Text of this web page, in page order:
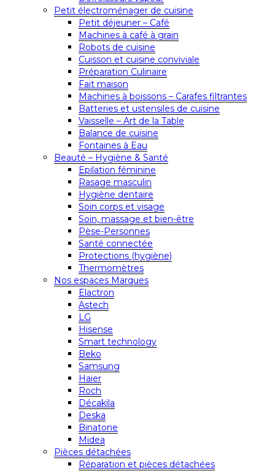
Petit électroménager de cuisine
Petit déjeuner – Café
Machines à café à grain
Robots de cuisine
Cuisson et cuisine conviviale
Préparation Culinaire
Fait maison
Machines à boissons – Carafes filtrantes
Batteries et ustensiles de cuisine
Vaisselle – Art de la Table
Balance de cuisine
Fontaines à Eau
Beauté – Hygiène & Santé
Epilation féminine
Rasage masculin
Hygiène dentaire
Soin corps et visage
Soin, massage et bien-être
Pèse-Personnes
Santé connectée
Protections (hygiène)
Thermomètres
Nos espaces Marques
Elactron
Astech
LG
Hisense
Smart technology
Beko
Samsung
Haier
Roch
Décakila
Deska
Binatone
Midea
Pièces détachées
Réparation et pièces détachées